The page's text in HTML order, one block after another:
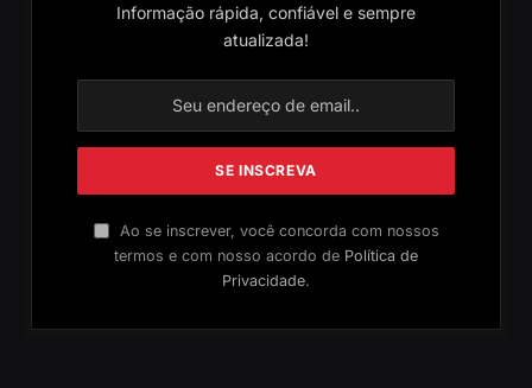
Informação rápida, confiável e sempre
atualizada!
Ao se inscrever, você concorda com nossos
termos e com nosso acordo de Política de
Privacidade.